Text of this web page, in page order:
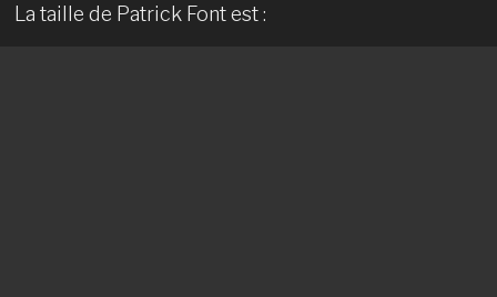
La taille de Patrick Font est :